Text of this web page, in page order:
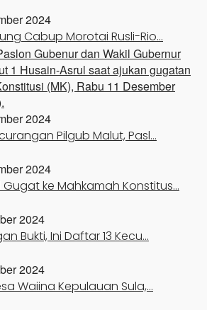
2024
Cabup Morotai Rusli-Rio…
2024
Pilgub Malut, Pasl…
2024
Gugat ke Mahkamah Konstitus…
2024
Bukti, Ini Daftar 13 Kecu…
2024
Waiina Kepulauan Sula,…